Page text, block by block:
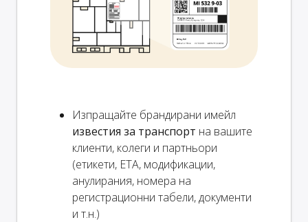
Изпращайте брандирани имейл
известия за транспорт на вашите
клиенти, колеги и партньори
(етикети, ETA, модификации,
анулирания, номера на
регистрационни табели, документи
и т.н.)